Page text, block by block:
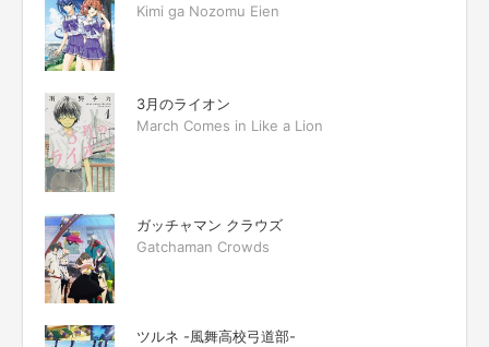
Kimi ga Nozomu Eien
3月のライオン
March Comes in Like a Lion
ガッチャマン クラウズ
Gatchaman Crowds
ツルネ -風舞高校弓道部-